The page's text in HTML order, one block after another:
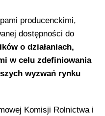
producenckimi,
dostępności do
o działaniach,
w celu zdefiniowania
wyzwań rynku
Komisji Rolnictwa i